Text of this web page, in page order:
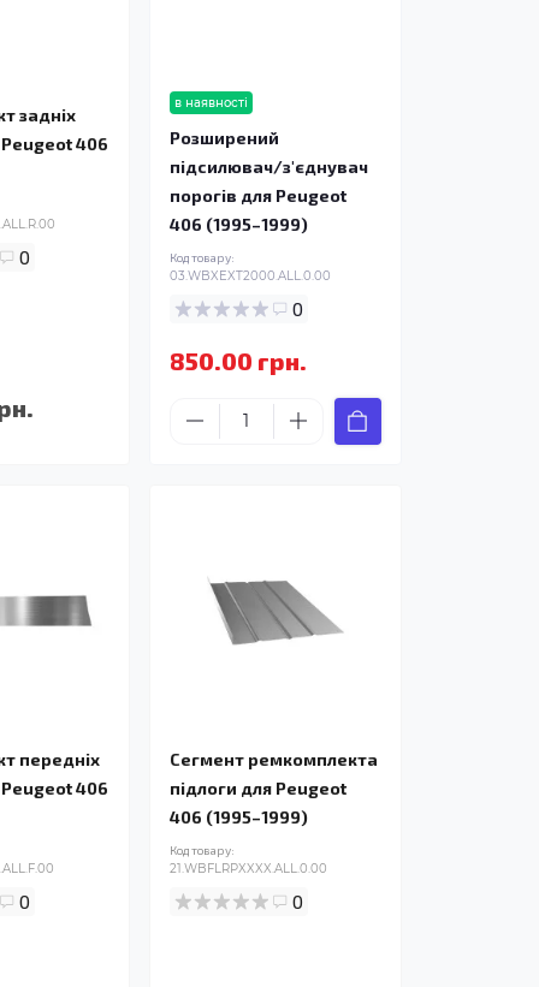
задніх
406
0
в наявності
Розширений
підсилювач/з'єднувач
порогів для Peugeot
406 (1995–1999)
Код товару:
03.WBXEXT2000.ALL.0.00
0
850.00 грн.
передніх
406
0
Сегмент ремкомплекта
підлоги для Peugeot
406 (1995–1999)
Код товару:
21.WBFLRPXXXX.ALL.0.00
0